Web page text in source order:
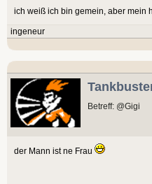
ich weiß ich bin gemein, aber mein
ingeneur
Betreff: @Gigi
der Mann ist ne Frau